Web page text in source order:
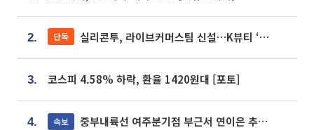
2. 단독 실리콘투, 라이브커머스팀 신설…K뷰티 ‘글로벌 판매망’ 확대[K뷰티 라방戰]
3. 코스피 4.58% 하락, 환율 1420원대 [포토]
4. 속보 중부내륙선 여주분기점 부근서 연이은 추돌사고 발생